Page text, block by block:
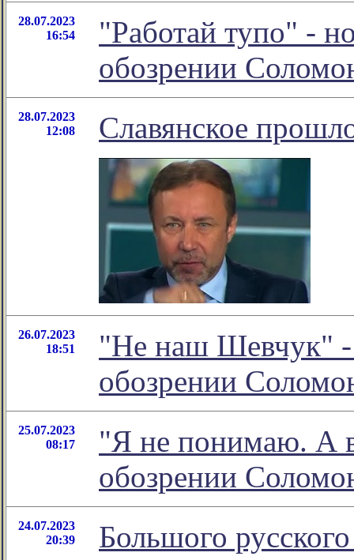
28.07.2023
16:54
"Работай тупо" -
обозрении
28.07.2023
12:08
Славянское
26.07.2023
18:51
"Не наш Шевчук" -
обозрении
25.07.2023
08:17
"Я не понимаю. А
обозрении
24.07.2023
20:39
Большого